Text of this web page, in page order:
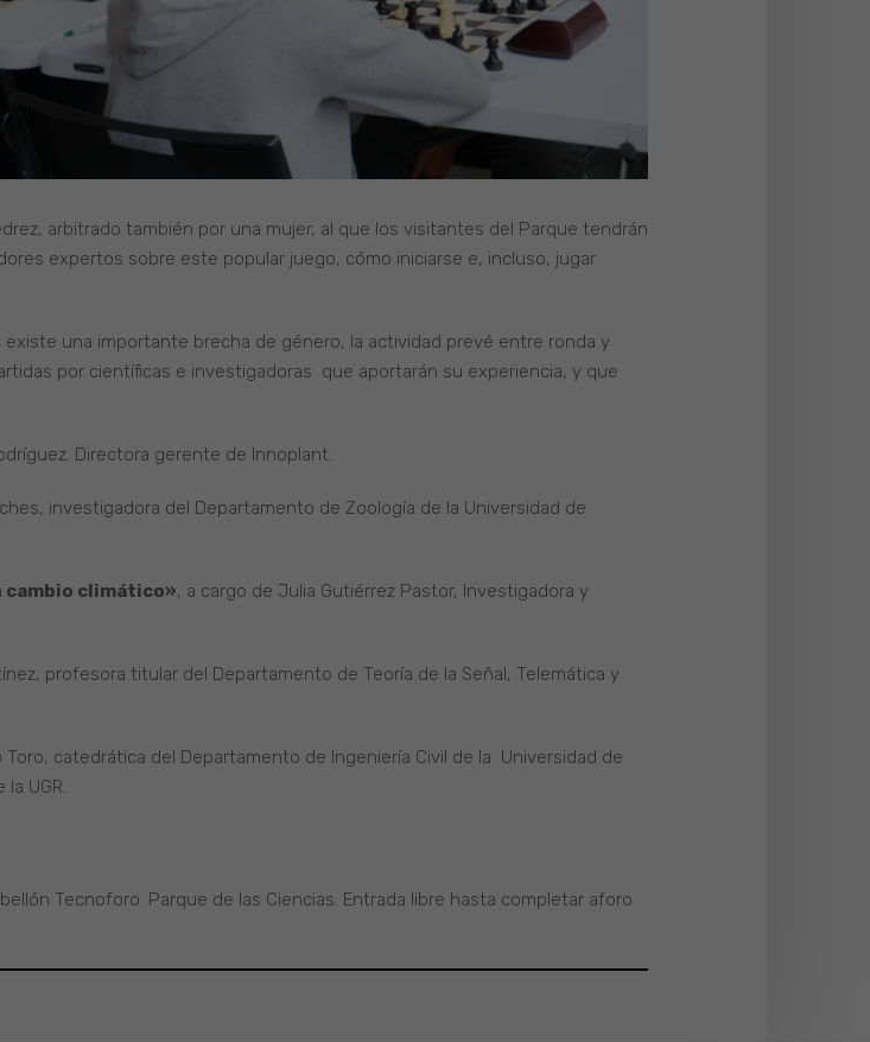
arbitrado también por una mujer, al que los visitantes del Parque tendrán
expertos sobre este popular juego, cómo iniciarse e, incluso, jugar
una importante brecha de género, la actividad prevé entre ronda y
por científicas e investigadoras que aportarán su experiencia, y que
Directora gerente de Innoplant.
investigadora del Departamento de Zoología de la Universidad de
cambio climático», a cargo de Julia Gutiérrez Pastor, Investigadora y
profesora titular del Departamento de Teoría de la Señal, Telemática y
catedrática del Departamento de Ingeniería Civil de la Universidad de
UGR.
Tecnoforo. Parque de las Ciencias. Entrada libre hasta completar aforo